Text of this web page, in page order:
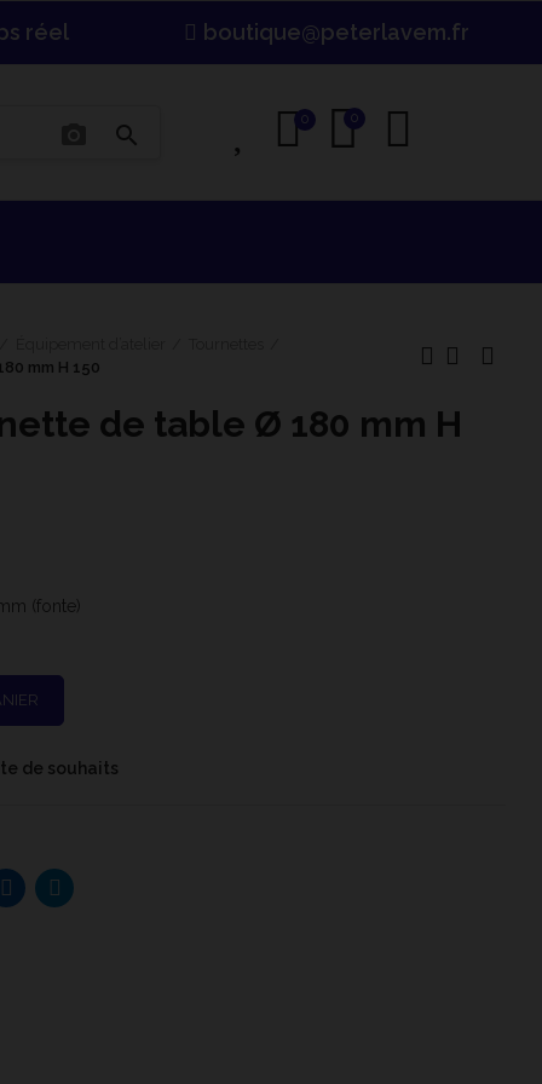
réel boutique@peterlavem.fr
search
0 0
mm H 150
de table Ø 180 mm H
(fonte)
de souhaits